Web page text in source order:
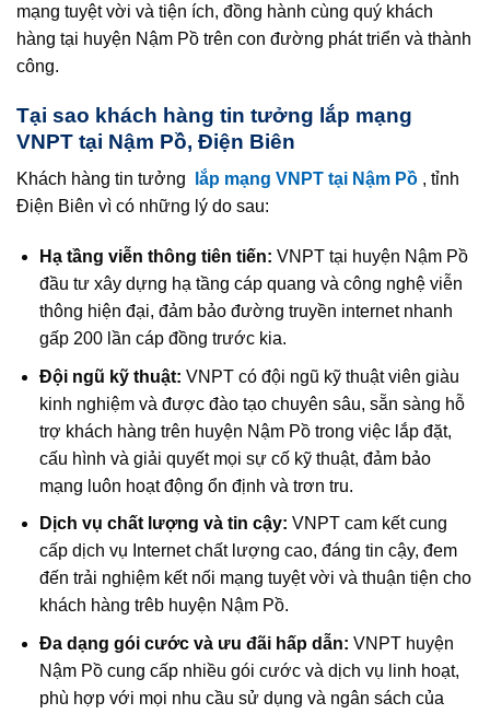
mạng tuyệt vời và tiện ích, đồng hành cùng quý khách
hàng tại huyện Nậm Pồ trên con đường phát triển và thành
công.
Tại sao khách hàng tin tưởng lắp mạng
VNPT tại Nậm Pồ, Điện Biên
Khách hàng tin tưởng lắp mạng VNPT tại Nậm Pồ , tỉnh
Điện Biên vì có những lý do sau:
Hạ tầng viễn thông tiên tiến: VNPT tại huyện Nậm Pồ
đầu tư xây dựng hạ tầng cáp quang và công nghệ viễn
thông hiện đại, đảm bảo đường truyền internet nhanh
gấp 200 lần cáp đồng trước kia.
Đội ngũ kỹ thuật: VNPT có đội ngũ kỹ thuật viên giàu
kinh nghiệm và được đào tạo chuyên sâu, sẵn sàng hỗ
trợ khách hàng trên huyện Nậm Pồ trong việc lắp đặt,
cấu hình và giải quyết mọi sự cố kỹ thuật, đảm bảo
mạng luôn hoạt động ổn định và trơn tru.
Dịch vụ chất lượng và tin cậy: VNPT cam kết cung
cấp dịch vụ Internet chất lượng cao, đáng tin cậy, đem
đến trải nghiệm kết nối mạng tuyệt vời và thuận tiện cho
khách hàng trêb huyện Nậm Pồ.
Đa dạng gói cước và ưu đãi hấp dẫn: VNPT huyện
Nậm Pồ cung cấp nhiều gói cước và dịch vụ linh hoạt,
phù hợp với mọi nhu cầu sử dụng và ngân sách của